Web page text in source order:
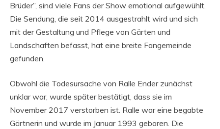
Brüder”, sind viele Fans der Show emotional aufgewühlt.
Die Sendung, die seit 2014 ausgestrahlt wird und sich
mit der Gestaltung und Pflege von Gärten und
Landschaften befasst, hat eine breite Fangemeinde
gefunden.
Obwohl die Todesursache von Ralle Ender zunächst
unklar war, wurde später bestätigt, dass sie im
November 2017 verstorben ist. Ralle war eine begabte
Gärtnerin und wurde im Januar 1993 geboren. Die